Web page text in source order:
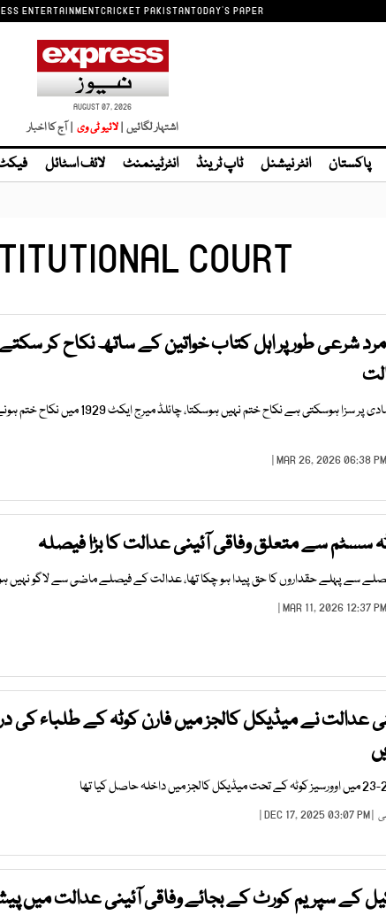
ENTERTAINMENTCRICKET PAKISTANTODAY'S PAPER
AUGUST 07, 2026
اشتہار لگائیں | | آج کا اخبار
پاکستان انٹر نیشنل ٹاپ ٹرینڈ انٹرٹینمنٹ لائف اسٹائل
COURT
شرعی طور پر اہل کتاب خواتین کے ساتھ نکاح کر سکتے
کم عمری کی شادی پر سزا ہوسکتی ہے نکاح ختم نہیں
سسٹم سے متعلق وفاقی آئینی عدالت کا بڑا فیصلہ
سے پہلے حقداروں کا حق پیدا ہو چکا تھا، عدالت کے فیصلے ماضی سے لاگو نہیں
عدالت نے میڈیکل کالجز میں فارن کوٹہ کے طلباء کی
| DEC 17, 2025 03:07 PM |
کے سپریم کورٹ کے بجائے وفاقی آئینی عدالت میں